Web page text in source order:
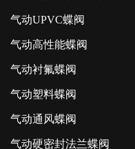
气动UPVC蝶阀
气动高性能蝶阀
气动衬氟蝶阀
气动塑料蝶阀
气动通风蝶阀
气动硬密封法兰蝶阀